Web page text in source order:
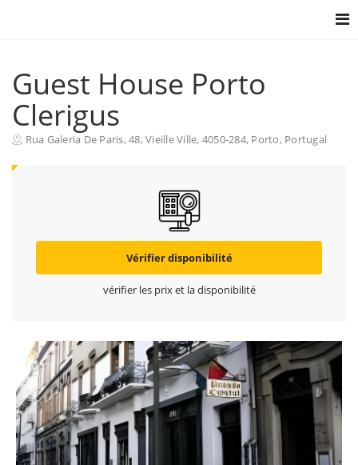
Guest House Porto
Clerigus
Rua Galeria De Paris, 48, Vieille Ville, 4050-284, Porto, Portugal
Vérifier disponibilité
vérifier les prix et la disponibilité